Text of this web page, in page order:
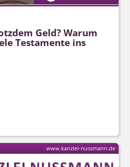
Geld? Warum
Testamente ins
www.kanzlei-nussmann.de